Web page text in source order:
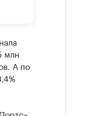
млн
А по